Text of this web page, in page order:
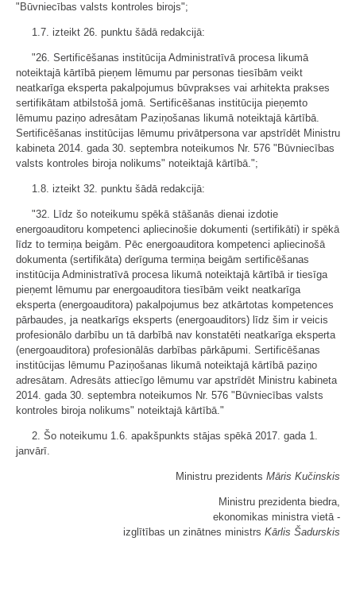
"Būvniecības valsts kontroles birojs";
1.7. izteikt 26. punktu šādā redakcijā:
"26. Sertificēšanas institūcija Administratīvā procesa likumā
noteiktajā kārtībā pieņem lēmumu par personas tiesībām veikt
neatkarīga eksperta pakalpojumus būvprakses vai arhitekta prakses
sertifikātam atbilstošā jomā. Sertificēšanas institūcija pieņemto
lēmumu paziņo adresātam Paziņošanas likumā noteiktajā kārtībā.
Sertificēšanas institūcijas lēmumu privātpersona var apstrīdēt Ministru
kabineta 2014. gada 30. septembra noteikumos Nr. 576 "Būvniecības
valsts kontroles biroja nolikums" noteiktajā kārtībā.";
1.8. izteikt 32. punktu šādā redakcijā:
"32. Līdz šo noteikumu spēkā stāšanās dienai izdotie
energoauditoru kompetenci apliecinošie dokumenti (sertifikāti) ir spēkā
līdz to termiņa beigām. Pēc energoauditora kompetenci apliecinošā
dokumenta (sertifikāta) derīguma termiņa beigām sertificēšanas
institūcija Administratīvā procesa likumā noteiktajā kārtībā ir tiesīga
pieņemt lēmumu par energoauditora tiesībām veikt neatkarīga
eksperta (energoauditora) pakalpojumus bez atkārtotas kompetences
pārbaudes, ja neatkarīgs eksperts (energoauditors) līdz šim ir veicis
profesionālo darbību un tā darbībā nav konstatēti neatkarīga eksperta
(energoauditora) profesionālās darbības pārkāpumi. Sertificēšanas
institūcijas lēmumu Paziņošanas likumā noteiktajā kārtībā paziņo
adresātam. Adresāts attiecīgo lēmumu var apstrīdēt Ministru kabineta
2014. gada 30. septembra noteikumos Nr. 576 "Būvniecības valsts
kontroles biroja nolikums" noteiktajā kārtībā."
2. Šo noteikumu 1.6. apakšpunkts stājas spēkā 2017. gada 1.
janvārī.
Ministru prezidents Māris Kučinskis
Ministru prezidenta biedra,
ekonomikas ministra vietā -
izglītības un zinātnes ministrs Kārlis Šadurskis